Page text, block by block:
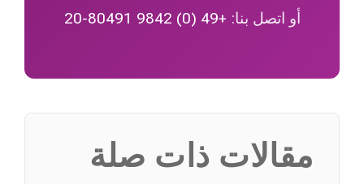
أو اتصل بنا: +49 (0) 9842 80491-20
مقالات ذات صلة